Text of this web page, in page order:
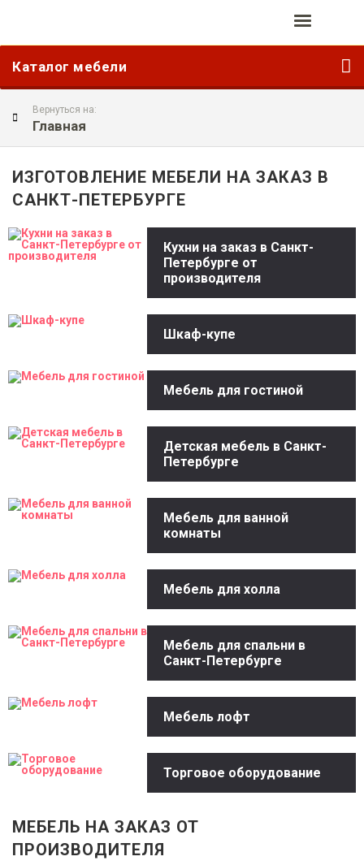
Каталог мебели
Вернуться на:
Главная
ИЗГОТОВЛЕНИЕ МЕБЕЛИ НА ЗАКАЗ В
САНКТ-ПЕТЕРБУРГЕ
Кухни на заказ в Санкт-
Петербурге от
производителя
Шкаф-купе
Мебель для гостиной
Детская мебель в Санкт-
Петербурге
Мебель для ванной
комнаты
Мебель для холла
Мебель для спальни в
Санкт-Петербурге
Мебель лофт
Торговое оборудование
МЕБЕЛЬ НА ЗАКАЗ ОТ
ПРОИЗВОДИТЕЛЯ